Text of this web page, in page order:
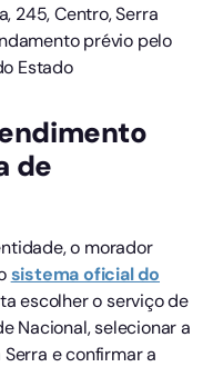
245, Centro, Serra
prévio pelo
Estado
de
o morador
sistema oficial do
escolher o serviço de
Nacional, selecionar a
e confirmar a